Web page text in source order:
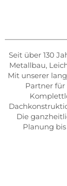
Seit über 130
Metallbau,
Mit unserer
Partner
Die
Planung